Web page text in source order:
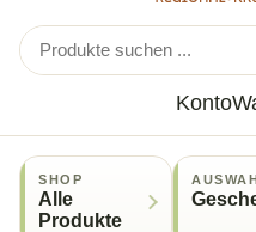
Konto
SHOP
Alle
Produkte